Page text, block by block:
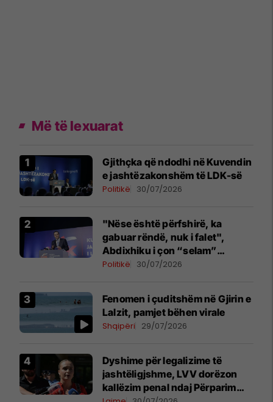
Më të lexuarat
Gjithçka që ndodhi në Kuvendin
e jashtëzakonshëm të LDK-së
Politikë 30/07/2026
"Nëse është përfshirë, ka
gabuar rëndë, nuk i falet",
Abdixhiku i çon “selam”
Përparim Ramës
Politikë 30/07/2026
Fenomen i çuditshëm në Gjirin e
Lalzit, pamjet bëhen virale
Shqipëri 29/07/2026
Dyshime për legalizime të
jashtëligjshme, LVV dorëzon
kallëzim penal ndaj Përparim